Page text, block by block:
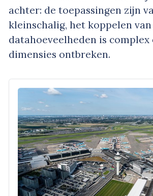
achter: de toepassingen zijn
kleinschalig, het koppelen
datahoeveelheden is complex
dimensies ontbreken.